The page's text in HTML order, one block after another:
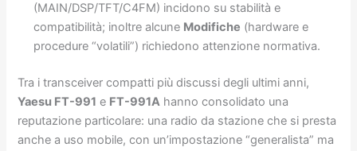
(MAIN/DSP/TFT/C4FM) incidono su stabilità e
compatibilità; inoltre alcune Modifiche (hardware e
procedure “volatili”) richiedono attenzione normativa.
Tra i transceiver compatti più discussi degli ultimi anni,
Yaesu FT-991 e FT-991A hanno consolidato una
reputazione particolare: una radio da stazione che si presta
anche a uso mobile, con un’impostazione “generalista” ma